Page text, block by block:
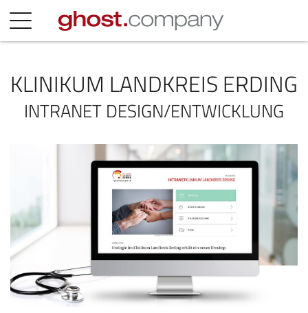
KLINIKUM LANDKREIS ERDING
INTRANET DESIGN/ENTWICKLUNG